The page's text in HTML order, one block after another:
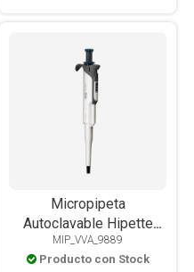
Micropipeta
Autoclavable Hipette
Colorful Volumen
Variable 100-1000ul
MIP_VVA_9889
Producto con Stock